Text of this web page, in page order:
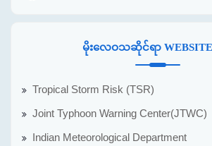
မိုးလေဝသဆိုင်ရာ WEBSITE
Tropical Storm Risk (TSR)
Joint Typhoon Warning Center(JTWC)
Indian Meteorological Department